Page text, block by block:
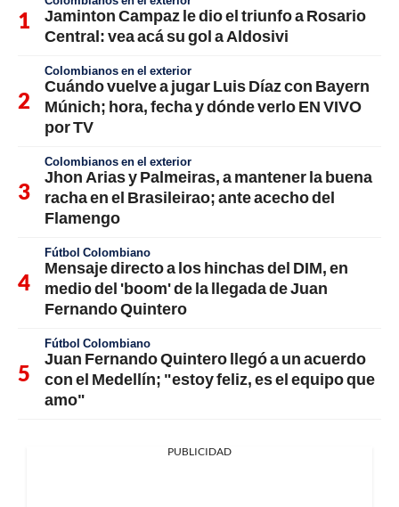
Jaminton Campaz le dio el triunfo a Rosario
Central: vea acá su gol a Aldosivi
Colombianos en el exterior
Cuándo vuelve a jugar Luis Díaz con Bayern
Múnich; hora, fecha y dónde verlo EN VIVO
por TV
Colombianos en el exterior
Jhon Arias y Palmeiras, a mantener la buena
racha en el Brasileirao; ante acecho del
Flamengo
Fútbol Colombiano
Mensaje directo a los hinchas del DIM, en
medio del 'boom' de la llegada de Juan
Fernando Quintero
Fútbol Colombiano
Juan Fernando Quintero llegó a un acuerdo
con el Medellín; "estoy feliz, es el equipo que
amo"
PUBLICIDAD